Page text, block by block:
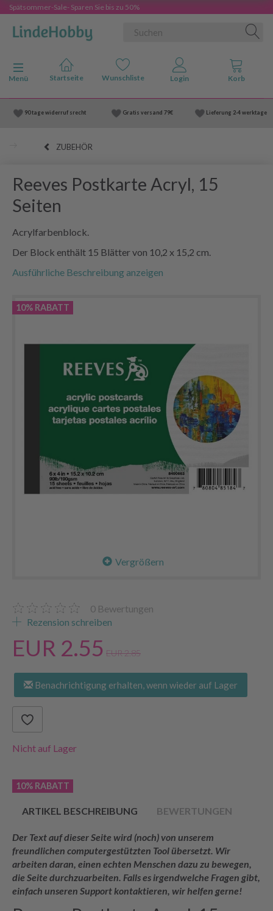
Spätsommer-Sale- Sparen Sie bis zu 50%
Anzeige ändern
Menü
90 tage widerruf srecht Gratis versand 79€ Lieferung 2-4 werktage
ZUBEHÖR
Reeves Postkarte Acryl, 15
Seiten
Acrylfarbenblock.
Der Block enthält 15 Blätter von 10,2 x 15,2 cm.
Ausführliche Beschreibung anzeigen
10% RABATT
Vergrößern
0 Bewertungen
Rezension schreiben
EUR 2.55 EUR 2.85
Benachrichtigung erhalten, wenn wieder auf Lager
Nicht auf Lager
10% RABATT
ARTIKEL BESCHREIBUNG BEWERTUNGEN
Der Text auf dieser Seite wird (noch) von unserem
freundlichen computergestützten Tool übersetzt. Wir
arbeiten daran, einen echten Menschen dazu zu bewegen,
die Seite durchzuarbeiten. Falls es irgendwelche Fragen gibt,
einfach unseren Support kontaktieren, wir helfen gerne!